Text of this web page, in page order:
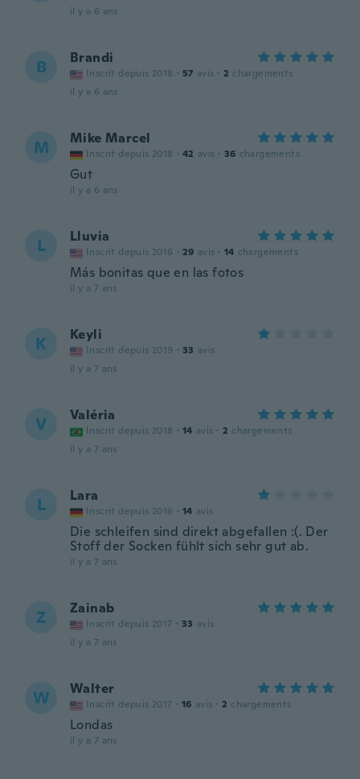
il y a 6 ans
B Brandi
Inscrit depuis 2018 · 57 avis · 2 chargements
il y a 6 ans
M Mike Marcel
Inscrit depuis 2018 · 42 avis · 36 chargements
Gut
il y a 6 ans
L Lluvia
Inscrit depuis 2016 · 29 avis · 14 chargements
Más bonitas que en las fotos
il y a 7 ans
K Keyli
Inscrit depuis 2019 · 33 avis
il y a 7 ans
V Valéria
Inscrit depuis 2018 · 14 avis · 2 chargements
il y a 7 ans
L Lara
Inscrit depuis 2016 · 14 avis
Die schleifen sind direkt abgefallen :(. Der
Stoff der Socken fühlt sich sehr gut ab.
il y a 7 ans
Z Zainab
Inscrit depuis 2017 · 33 avis
il y a 7 ans
W Walter
Inscrit depuis 2017 · 16 avis · 2 chargements
Londas
il y a 7 ans